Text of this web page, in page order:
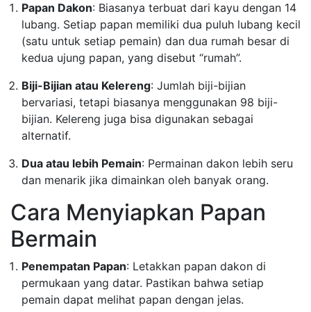
Papan Dakon: Biasanya terbuat dari kayu dengan 14
lubang. Setiap papan memiliki dua puluh lubang kecil
(satu untuk setiap pemain) dan dua rumah besar di
kedua ujung papan, yang disebut “rumah”.
Biji-Bijian atau Kelereng: Jumlah biji-bijian
bervariasi, tetapi biasanya menggunakan 98 biji-
bijian. Kelereng juga bisa digunakan sebagai
alternatif.
Dua atau lebih Pemain: Permainan dakon lebih seru
dan menarik jika dimainkan oleh banyak orang.
Cara Menyiapkan Papan
Bermain
Penempatan Papan: Letakkan papan dakon di
permukaan yang datar. Pastikan bahwa setiap
pemain dapat melihat papan dengan jelas.